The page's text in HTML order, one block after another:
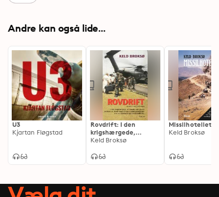
Andre kan også lide...
U3
Kjartan Fløgstad
Rovdrift: I den
krigshærgede,
afrikanske stat
dansk læge et
medicinalfirma.
Keld Broksø
Missilhotellet
Keld Broksø